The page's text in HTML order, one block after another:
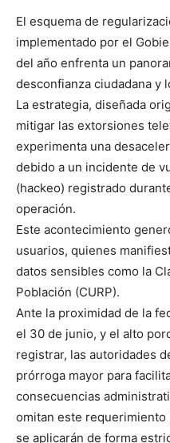
El esquema de
implementado por el
del año enfrenta un
desconfianza ciudadana y
La estrategia, diseñada
mitigar las extorsiones
experimenta una
debido a un incidente de
(hackeo) registrado
operación.
Este acontecimiento
usuarios, quienes
datos sensibles como la
Población (CURP).
Ante la proximidad de la
el 30 de junio, y el alto
registrar, las autoridades
prórroga mayor para
consecuencias
omitan este
se aplicarán de forma